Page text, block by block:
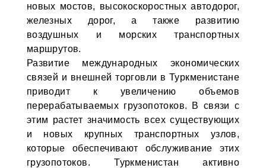
новых мостов, высокоскоростных автодорог,
железных дорог, а также развитию
воздушных и морских транспортных
маршрутов.
Развитие международных экономических
связей и внешней торговли в Туркменистане
приводит к увеличению объемов
перерабатываемых грузопотоков. В связи с
этим растет значимость всех существующих
и новых крупных транспортных узлов,
которые обеспечивают обслуживание этих
грузопотоков. Туркменистан активно